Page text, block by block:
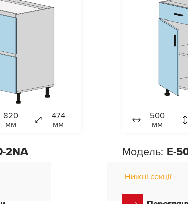
820
мм
474
мм
2NA
500
мм
Модель: E-
Нижні секції